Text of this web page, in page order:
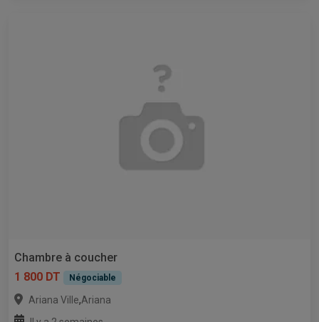
Chambre à coucher
1 800 DT
Négociable
Ariana Ville,Ariana